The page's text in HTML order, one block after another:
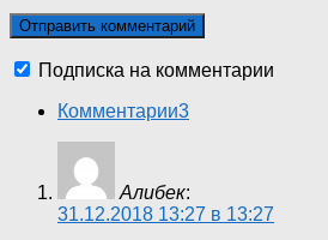
Подписка на комментарии
Комментарии3
Алибек:
31.12.2018 13:27 в 13:27